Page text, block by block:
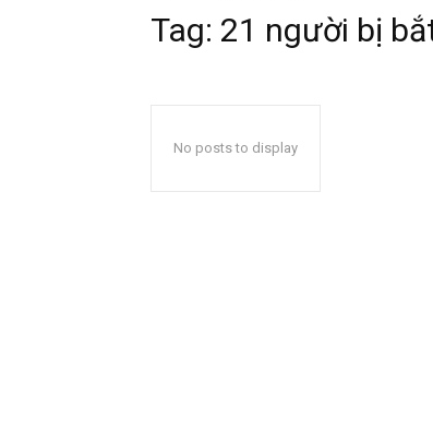
Tag: 21 người bị
No posts to display